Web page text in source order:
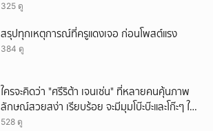
325 ดู
สรุปทุกเหตุการณ์ที่ครูแดงเจอ ก่อนโพสต์แรง
384 ดู
ใครจะคิดว่า "ศรีริต้า เจนเซ่น" ที่หลายคนคุ้นภาพ
ลักษณ์สวยสง่า เรียบร้อย จะมีมุมโบ๊ะบ๊ะและโก๊ะๆ ให้
ได้อมยิ้มเหมือนกัน งานนี้ทำเอาแฟนๆ ทั้งเอ็นดูทั้ง
528 ดู